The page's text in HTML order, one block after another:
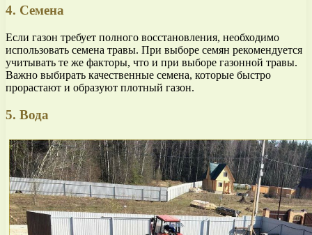
4. Семена
Если газон требует полного восстановления, необходимо
использовать семена травы. При выборе семян рекомендуется
учитывать те же факторы, что и при выборе газонной травы.
Важно выбирать качественные семена, которые быстро
прорастают и образуют плотный газон.
5. Вода